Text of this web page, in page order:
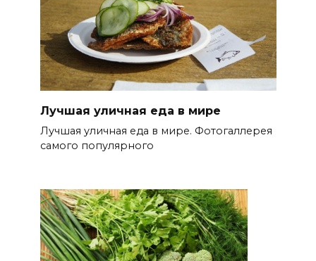
Лучшая уличная еда в мире
Лучшая уличная еда в мире. Фотогаллерея
самого популярного